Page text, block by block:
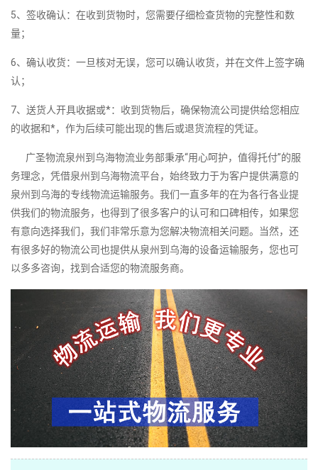
5、签收确认：在收到货物时，您需要仔细检查货物的完整性和数
量；
6、确认收货：一旦核对无误，您可以确认收货，并在文件上签字确
认；
7、送货人开具收据或*：收到货物后，确保物流公司提供给您相应
的收据和*，作为后续可能出现的售后或退货流程的凭证。
广圣物流泉州到乌海物流业务部秉承“用心呵护，值得托付”的服
务理念，凭借泉州到乌海物流平台，始终致力于为客户提供满意的
泉州到乌海的专线物流运输服务。我们一直多年的在为各行各业提
供我们的物流服务，也得到了很多客户的认可和口碑相传，如果您
有意向选择我们，我们非常乐意为您解决物流相关问题。当然，还
有很多好的物流公司也提供从泉州到乌海的设备运输服务，您也可
以多多咨询，找到合适您的物流服务商。